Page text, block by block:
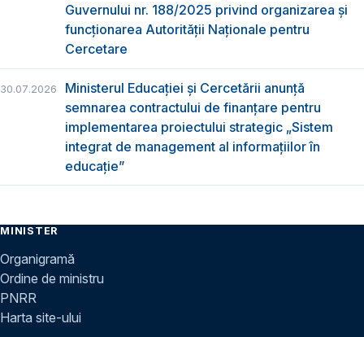
Guvernului nr. 188/2025 privind organizarea şi
funcţionarea Autorităţii Naţionale pentru
Cercetare
30.07.2026
Ministerul Educației și Cercetării anunță
semnarea contractului de finanțare pentru
implementarea proiectului strategic „Sistem
integrat de management al informațiilor în
educație”
MINISTER
Organigramă
Ordine de ministru
PNRR
Harta site-ului